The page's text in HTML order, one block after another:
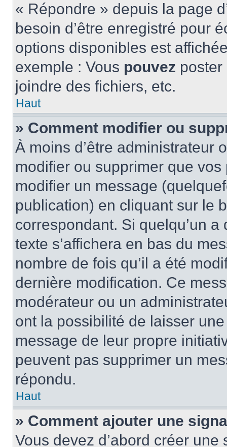
« Répondre » depuis la page
besoin d’être enregistré pour
options disponibles est
exemple : Vous pouvez
joindre des fichiers, etc.
Haut
» Comment modifier ou
À moins d’être administrateur
modifier ou supprimer que
modifier un message
publication) en cliquant sur le
correspondant. Si quelqu’un
texte s’affichera en bas du
nombre de fois qu’il a été
dernière modification. Ce
modérateur ou un
ont la possibilité de laisser
message de leur propre
peuvent pas supprimer un
répondu.
Haut
» Comment ajouter une
Vous devez d’abord créer